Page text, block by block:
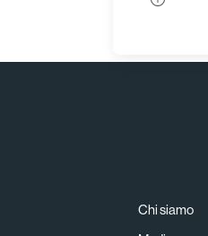
Chi siamo